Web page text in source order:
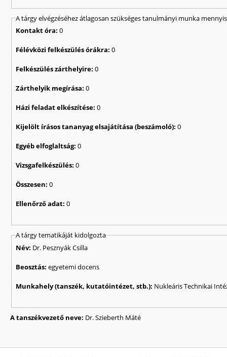
A tárgy elvégzéséhez átlagosan szükséges tanulmányi munka
Kontakt óra:0
Félévközi felkészülés órákra:0
Felkészülés zárthelyire:0
Zárthelyik megírása:0
Házi feladat elkészítése:0
Kijelölt írásos tananyag elsajátítása (beszámoló):0
Egyéb elfoglaltság:0
Vizsgafelkészülés:0
Összesen:0
Ellenőrző adat:0
A tárgy tematikáját kidolgozta
Név: Dr. Pesznyák Csilla
Beosztás:egyetemi docens
Munkahely (tanszék, kutatóintézet, stb.): Nukleáris Technikai
A tanszékvezető neve: Dr. Szieberth Máté